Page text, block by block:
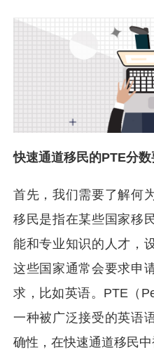
快速通道移民的PTE分数
首先，我们需要了解何
移民是指在某些国家移
能和专业知识的人才，
这些国家通常会要求申
求，比如英语。PTE（
一种被广泛接受的英语
确性，在快速通道移民中